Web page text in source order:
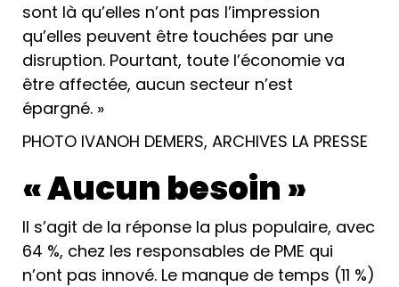
sont là qu’elles n’ont pas l’impression
qu’elles peuvent être touchées par une
disruption. Pourtant, toute l’économie va
être affectée, aucun secteur n’est
épargné. »
PHOTO IVANOH DEMERS, ARCHIVES LA PRESSE
« Aucun besoin »
Il s’agit de la réponse la plus populaire, avec
64 %, chez les responsables de PME qui
n’ont pas innové. Le manque de temps (11 %)